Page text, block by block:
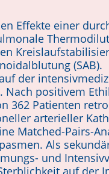
Effekte einer
(SAB).
der
positivem
362 Patienten
arterieller
Matched-Pairs-
Als
und
auf der